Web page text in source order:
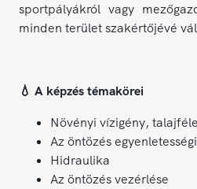
sportpályákról vagy
minden terület szakértőjévé
💧 A képzés témakörei
Növényi vízigény,
Az öntözés
Hidraulika
Az öntözés vezérlése